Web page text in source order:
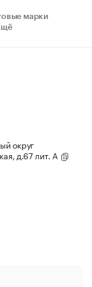
марки
округ
д.67 лит. А